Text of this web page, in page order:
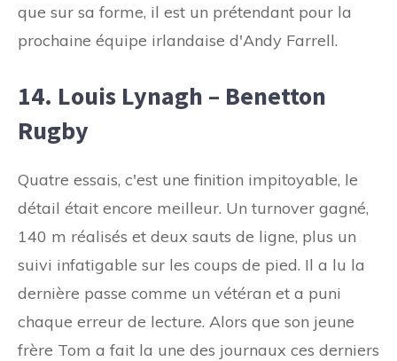
que sur sa forme, il est un prétendant pour la
prochaine équipe irlandaise d'Andy Farrell.
14. Louis Lynagh – Benetton
Rugby
Quatre essais, c'est une finition impitoyable, le
détail était encore meilleur. Un turnover gagné,
140 m réalisés et deux sauts de ligne, plus un
suivi infatigable sur les coups de pied. Il a lu la
dernière passe comme un vétéran et a puni
chaque erreur de lecture. Alors que son jeune
frère Tom a fait la une des journaux ces derniers